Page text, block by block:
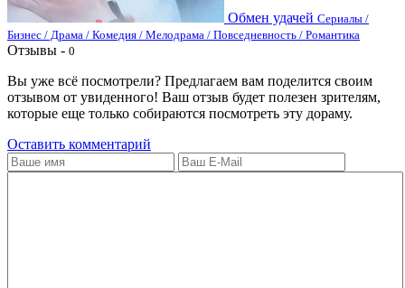
Обмен удачей Сериалы /
Бизнес / Драма / Комедия / Мелодрама / Повседневность / Романтика
Отзывы - 0
Вы уже всё посмотрели? Предлагаем вам поделится своим
отзывом от увиденного! Ваш отзыв будет полезен зрителям,
которые еще только собираются посмотреть эту дораму.
Оставить комментарий